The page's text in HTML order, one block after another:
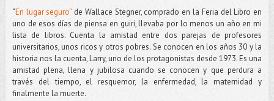
“En lugar seguro” de Wallace Stegner, comprado en la Feria del Libro en
uno de esos días de piensa en guiri, llevaba por lo menos un año en mi
lista de libros. Cuenta la amistad entre dos parejas de profesores
universitarios, unos ricos y otros pobres. Se conocen en los años 30 y la
historia nos la cuenta, Larry, uno de los protagonistas desde 1973. Es una
amistad plena, llena y jubilosa cuando se conocen y que perdura a
través del tiempo, el resquemor, la enfermedad, la maternidad y
finalmente la muerte.